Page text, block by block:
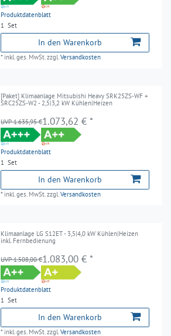
Produktdatenblatt
1 Set
In den Warenkorb
* inkl. ges. MwSt.zzgl.Versandkosten
[Paket] Klimaanlage Mitsubishi Heavy SRK25ZS-WF +
SRC25ZS-W2 - 2,5|3,2 kW Kühlen|Heizen
Produktdatenblatt
UVP 1.635,95 €1.073,62 € *
1 Set
In den Warenkorb
* inkl. ges. MwSt.zzgl.Versandkosten
Klimaanlage LG S12ET - 3,5|4,0 kW Kühlen|Heizen
inkl. Fernbedienung
Produktdatenblatt
UVP 1.508,00 €1.083,00 € *
1 Set
In den Warenkorb
* inkl. ges. MwSt. zzgl.Versandkosten